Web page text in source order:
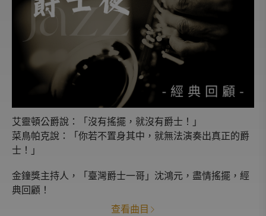
艾靈頓公爵說：「沒有搖擺，就沒有爵士！」
菜鳥帕克說：「你若不置身其中，就無法演奏出真正的爵
士！」
金鐘獎主持人，「臺灣爵士一哥」沈鴻元，盡情搖擺，經
典回顧！
查看曲目